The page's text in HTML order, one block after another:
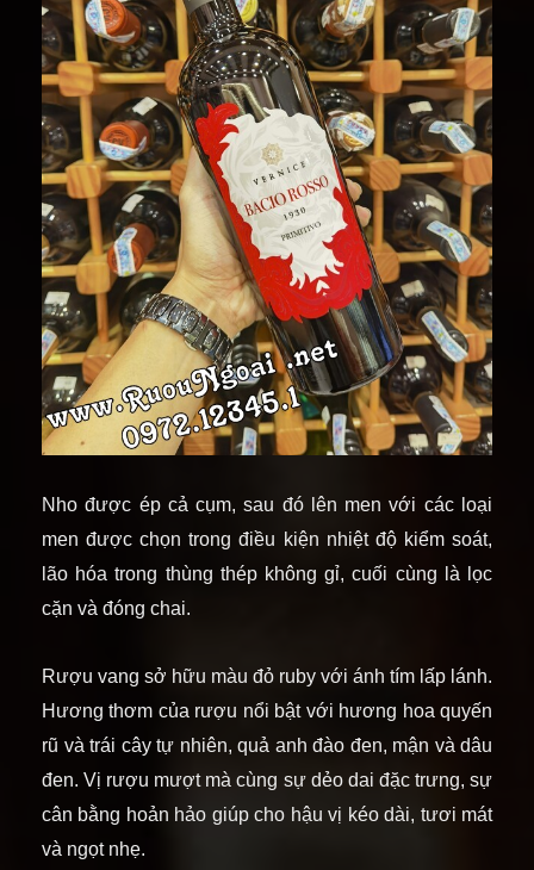
Nho được ép cả cụm, sau đó lên men với các loại
men được chọn trong điều kiện nhiệt độ kiểm soát,
lão hóa trong thùng thép không gỉ, cuối cùng là lọc
cặn và đóng chai.
Rượu vang sở hữu màu đỏ ruby với ánh tím lấp lánh.
Hương thơm của rượu nổi bật với hương hoa quyến
rũ và trái cây tự nhiên, quả anh đào đen, mận và dâu
đen. Vị rượu mượt mà cùng sự dẻo dai đặc trưng, sự
cân bằng hoản hảo giúp cho hậu vị kéo dài, tươi mát
và ngọt nhẹ.